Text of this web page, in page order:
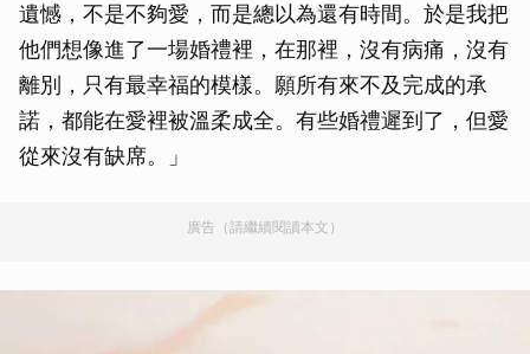
遺憾，不是不夠愛，而是總以為還有時間。於是我把
他們想像進了一場婚禮裡，在那裡，沒有病痛，沒有
離別，只有最幸福的模樣。願所有來不及完成的承
諾，都能在愛裡被溫柔成全。有些婚禮遲到了，但愛
從來沒有缺席。」
廣告（請繼續閱讀本文）